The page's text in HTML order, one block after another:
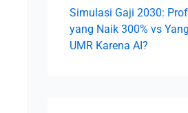
Simulasi Gaji 2030:
yang Naik 300% vs
UMR Karena AI?